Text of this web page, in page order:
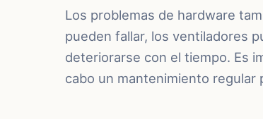
Los problemas de hardware
pueden fallar, los ventiladores
deteriorarse con el tiempo. Es
cabo un mantenimiento regular